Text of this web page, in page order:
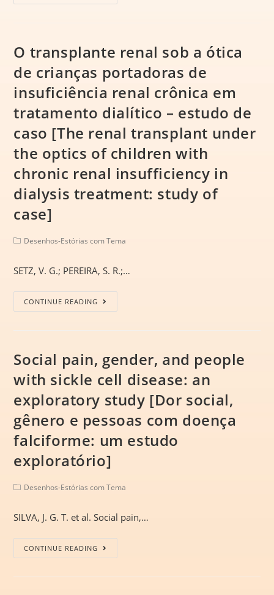
O transplante renal sob a ótica
de crianças portadoras de
insuficiência renal crônica em
tratamento dialítico – estudo de
caso [The renal transplant under
the optics of children with
chronic renal insufficiency in
dialysis treatment: study of
case]
Desenhos-Estórias com Tema
SETZ, V. G.; PEREIRA, S. R.;…
CONTINUE READING
Social pain, gender, and people
with sickle cell disease: an
exploratory study [Dor social,
gênero e pessoas com doença
falciforme: um estudo
exploratório]
Desenhos-Estórias com Tema
SILVA, J. G. T. et al. Social pain,…
CONTINUE READING